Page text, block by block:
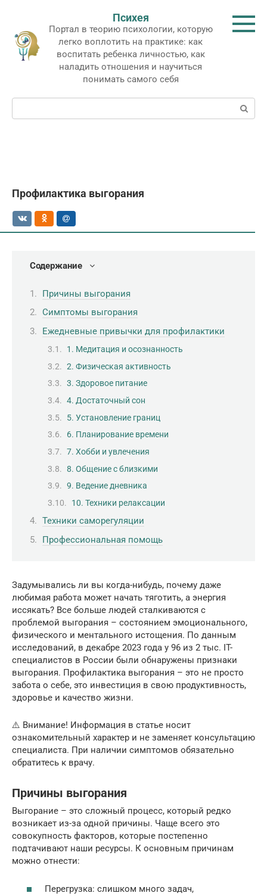
контенту
Психея
Портал в теорию психологии, которую
легко воплотить на практике: как
воспитать ребенка личностью, как
наладить отношения и научиться
понимать самого себя
Поиск:
Профилактика выгорания
Содержание
Причины выгорания
Симптомы выгорания
Ежедневные привычки для профилактики
1. Медитация и осознанность
2. Физическая активность
3. Здоровое питание
4. Достаточный сон
5. Установление границ
6. Планирование времени
7. Хобби и увлечения
8. Общение с близкими
9. Ведение дневника
10. Техники релаксации
Техники саморегуляции
Профессиональная помощь
Задумывались ли вы когда-нибудь, почему даже
любимая работа может начать тяготить, а энергия
иссякать? Все больше людей сталкиваются с
проблемой выгорания – состоянием эмоционального,
физического и ментального истощения. По данным
исследований, в декабре 2023 года у 96 из 2 тыс. IT-
специалистов в России были обнаружены признаки
выгорания. Профилактика выгорания – это не просто
забота о себе, это инвестиция в свою продуктивность,
здоровье и качество жизни.
⚠️ Внимание! Информация в статье носит
ознакомительный характер и не заменяет консультацию
специалиста. При наличии симптомов обязательно
обратитесь к врачу.
Причины выгорания
Выгорание – это сложный процесс, который редко
возникает из-за одной причины. Чаще всего это
совокупность факторов, которые постепенно
подтачивают наши ресурсы. К основным причинам
можно отнести:
Перегрузка: слишком много задач,